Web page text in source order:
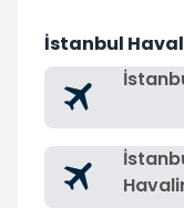
İstanbul